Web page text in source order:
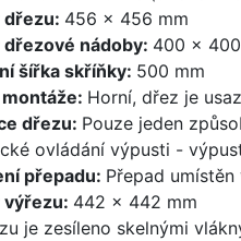
dřezu: 456 x 456 mm
dřezové nádoby: 400 x
šířka skříňky: 500 mm
Horní, dřez je
dřezu: Pouze jeden
ovládání výpusti -
přepadu: Přepad
výřezu: 442 x 442 mm
je zesíleno skelnými